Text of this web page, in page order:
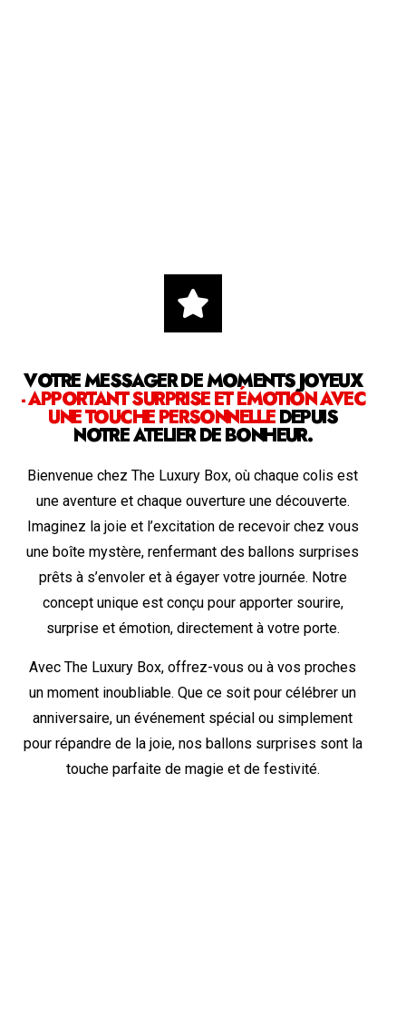
VOTRE MESSAGER DE MOMENTS JOYEUX
- APPORTANT SURPRISE ET ÉMOTION AVEC
UNE TOUCHE PERSONNELLEDEPUIS
NOTRE ATELIER DE BONHEUR.
Bienvenue chez The Luxury Box, où chaque colis est
une aventure et chaque ouverture une découverte.
Imaginez la joie et l’excitation de recevoir chez vous
une boîte mystère, renfermant des ballons surprises
prêts à s’envoler et à égayer votre journée. Notre
concept unique est conçu pour apporter sourire,
surprise et émotion, directement à votre porte.
Avec The Luxury Box, offrez-vous ou à vos proches
un moment inoubliable. Que ce soit pour célébrer un
anniversaire, un événement spécial ou simplement
pour répandre de la joie, nos ballons surprises sont la
touche parfaite de magie et de festivité.